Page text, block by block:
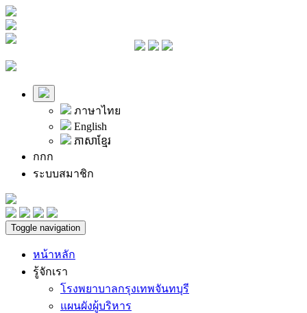
ภาษาไทย
English
ភាសាខ្មែរ
กกก
ระบบสมาชิก
Toggle navigation
หน้าหลัก
รู้จักเรา
โรงพยาบาลกรุงเทพจันทบุรี
แผนผังผู้บริหาร